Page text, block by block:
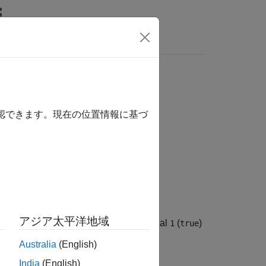
認識されるイベントの場合は logical 1 (true)
できます。現在の位置情報に基づ
アジア太平洋地域
Australia (English)
India (English)